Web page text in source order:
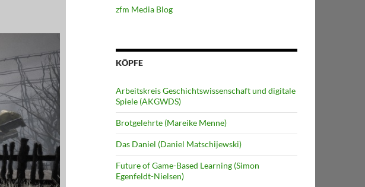
zfm Media Blog
KÖPFE
Arbeitskreis Geschichtswissenschaft und digitale
Spiele (AKGWDS)
Brotgelehrte (Mareike Menne)
Das Daniel (Daniel Matschijewski)
Future of Game-Based Learning (Simon
Egenfeldt-Nielsen)